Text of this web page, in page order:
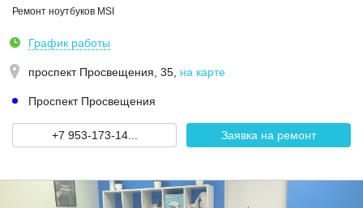
Ремонт ноутбуков MSI
График работы
проспект Просвещения, 35 на карте
Проспект Просвещения
+7 953-173-14... Заявка на ремонт